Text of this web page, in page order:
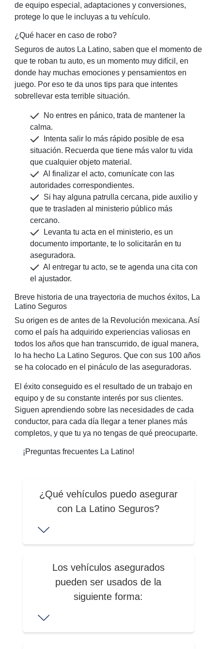
de equipo especial, adaptaciones y conversiones,
protege lo que le incluyas a tu vehículo.
¿Qué hacer en caso de robo?
Seguros de autos La Latino, saben que el momento de
que te roban tu auto, es un momento muy difícil, en
donde hay muchas emociones y pensamientos en
juego. Por eso te da unos tips para que intentes
sobrellevar esta terrible situación.
No entres en pánico, trata de mantener la
calma.
Intenta salir lo más rápido posible de esa
situación. Recuerda que tiene más valor tu vida
que cualquier objeto material.
Al finalizar el acto, comunícate con las
autoridades correspondientes.
Si hay alguna patrulla cercana, pide auxilio y
que te trasladen al ministerio público más
cercano.
Levanta tu acta en el ministerio, es un
documento importante, te lo solicitarán en tu
aseguradora.
Al entregar tu acto, se te agenda una cita con
el ajustador.
Breve historia de una trayectoria de muchos éxitos, La
Latino Seguros
Su origen es de antes de la Revolución mexicana. Así
como el país ha adquirido experiencias valiosas en
todos los años que han transcurrido, de igual manera,
lo ha hecho La Latino Seguros. Que con sus 100 años
se ha colocado en el pináculo de las aseguradoras.
El éxito conseguido es el resultado de un trabajo en
equipo y de su constante interés por sus clientes.
Siguen aprendiendo sobre las necesidades de cada
conductor, para cada día llegar a tener planes más
completos, y que tu ya no tengas de qué preocuparte.
¡Preguntas frecuentes La Latino!
¿Qué vehículos puedo asegurar
con La Latino Seguros?
Los vehículos asegurados
pueden ser usados de la
siguiente forma: